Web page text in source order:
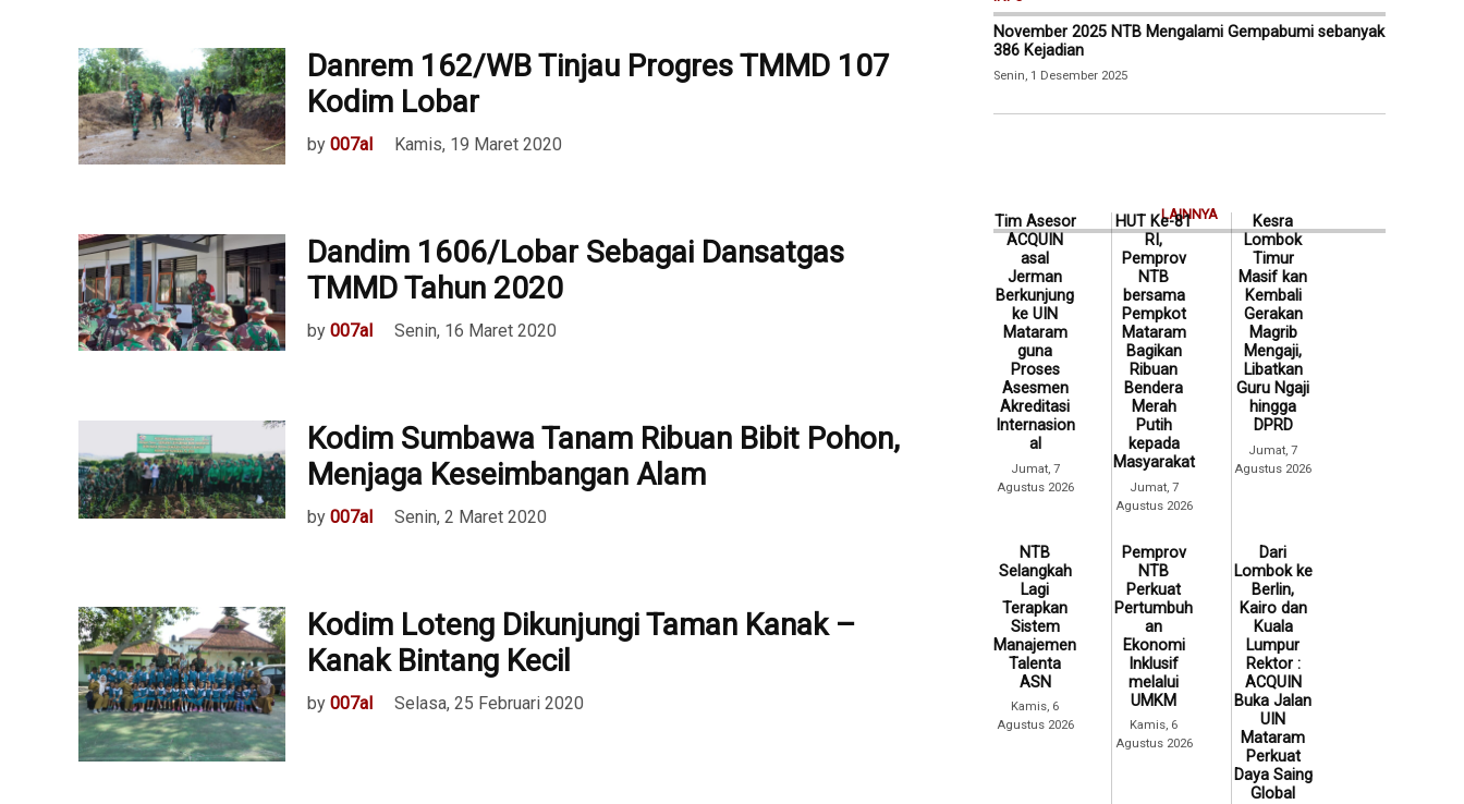
Danrem 162/WB Tinjau Progres TMMD 107
Kodim Lobar
by 007al Kamis, 19 Maret 2020
Dandim 1606/Lobar Sebagai Dansatgas
TMMD Tahun 2020
by 007al Senin, 16 Maret 2020
Kodim Sumbawa Tanam Ribuan Bibit Pohon,
Menjaga Keseimbangan Alam
by 007al Senin, 2 Maret 2020
Kodim Loteng Dikunjungi Taman Kanak –
Kanak Bintang Kecil
by 007al Selasa, 25 Februari 2020
November 2025 NTB Mengalami Gempabumi sebanyak
386 Kejadian
Senin, 1 Desember 2025
LAINNYA
Tim Asesor
ACQUIN
asal
Jerman
Berkunjung
ke UIN
Mataram
guna
Proses
Asesmen
Akreditasi
Internasion
al
Jumat, 7
Agustus 2026
HUT Ke-81
RI,
Pemprov
NTB
bersama
Pempkot
Mataram
Bagikan
Ribuan
Bendera
Merah
Putih
kepada
Masyarakat
Jumat, 7
Agustus 2026
Kesra
Lombok
Timur
Masif kan
Kembali
Gerakan
Magrib
Mengaji,
Libatkan
Guru Ngaji
hingga
DPRD
Jumat, 7
Agustus 2026
NTB
Selangkah
Lagi
Terapkan
Sistem
Manajemen
Talenta
ASN
Kamis, 6
Agustus 2026
Pemprov
NTB
Perkuat
Pertumbuh
an
Ekonomi
Inklusif
melalui
UMKM
Kamis, 6
Agustus 2026
Dari
Lombok ke
Berlin,
Kairo dan
Kuala
Lumpur
Rektor :
ACQUIN
Buka Jalan
UIN
Mataram
Perkuat
Daya Saing
Global